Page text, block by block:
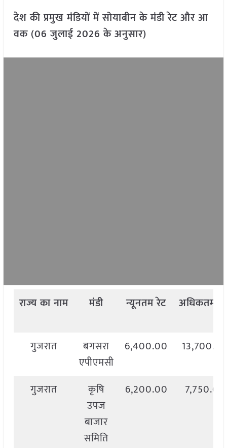
देश की प्रमुख मंडियों में सोयाबीन के मंडी रेट और आ
वक (06 जुलाई 2026 के अनुसार)
राज्यकानाम मंडी न्यूनतमरेट अधिकतम
गुजरात
बगसरा
एपीएमसी
6,400.00
गुजरात
कृषि
उपज
बाजार
समिति
6,200.00 7,750.00